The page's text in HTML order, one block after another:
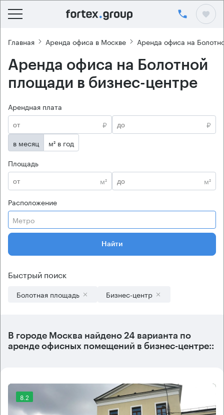
Главная Аренда офиса в Москве Аренда офиса на
Аренда офиса на Болотной
площади в бизнес-центре
Арендная плата
₽
₽
в месяц
м² в год
Площадь
м²
м²
Расположение
Метро
Найти
Быстрый поиск
Болотная площадь Бизнес-центр
В городе Москва найдено 24 варианта по
аренде офисных помещений в бизнес-центре::
8.2